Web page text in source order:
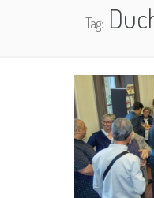
Tag: